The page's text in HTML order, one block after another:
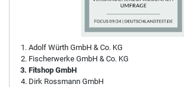
Adolf Würth GmbH & Co. KG
Fischerwerke GmbH & Co. KG
Fitshop GmbH
Dirk Rossmann GmbH